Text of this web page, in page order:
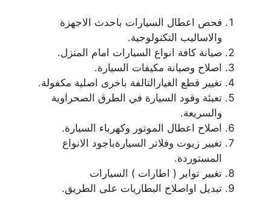
فحص اعطال السيارات باحدث الاجهزة
والاساليب التكنولوجية.
صيانة كافة انواع السيارات امام المنزل.
اصلاح وصيانة مكيفات السيارة.
تغيير قطع الغيارالتالفة باخرى اصلية مكفولة.
تعبئة وقود السيارة في الطرق الصحراوية
والسريعة.
اصلاح اعطال الموتور وكهرباء السيارة.
تغيير زيوت وفلاتر السيارةباجود الانواع
المستوردة.
تغيير تواير ( اطارات ) السيارات
تبديل اواصلاح البطاريات على الطريق.